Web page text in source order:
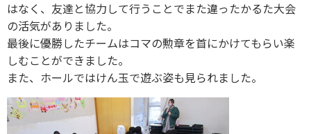
はなく、友達と協力して行うことでまた違ったかるた大会
の活気がありました。
最後に優勝したチームはコマの勲章を首にかけてもらい楽
しむことができました。
また、ホールではけん玉で遊ぶ姿も見られました。